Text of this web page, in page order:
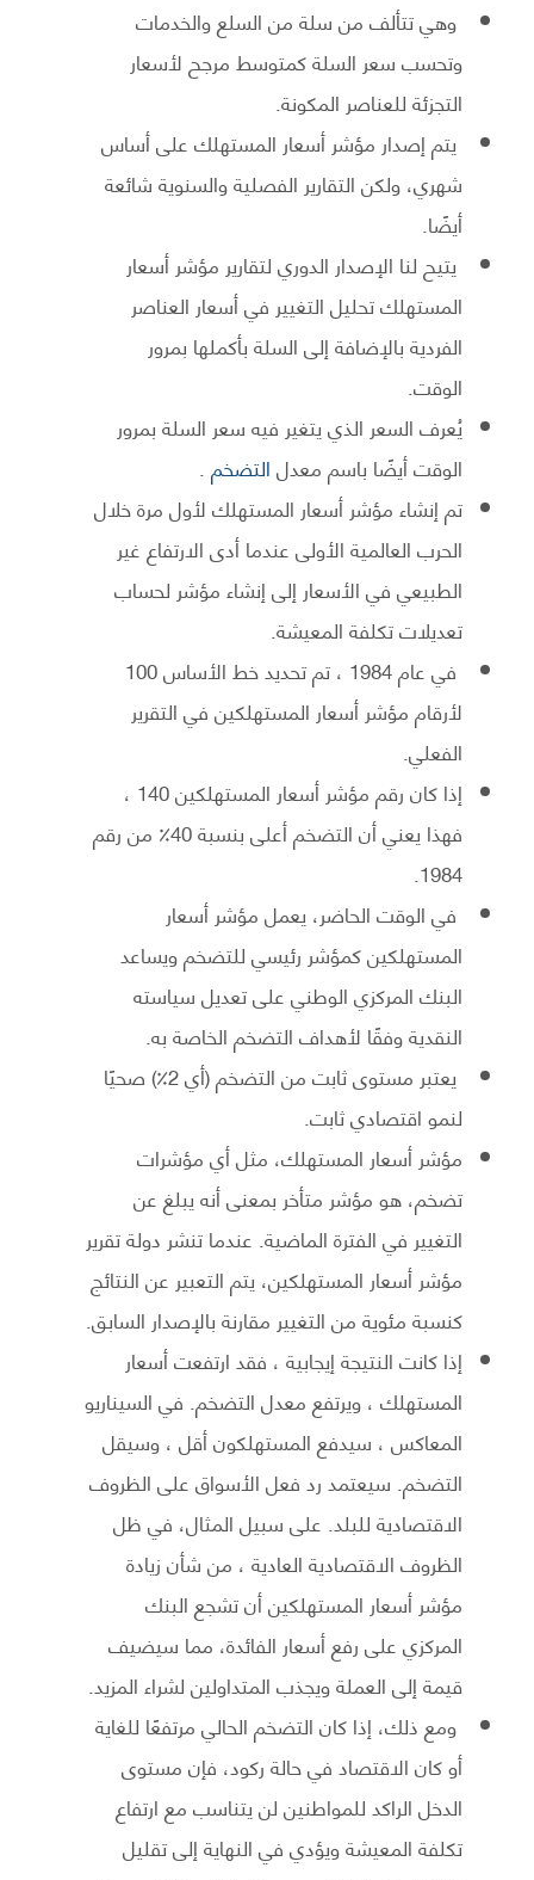
وهي تتألف من سلة من السلع والخدمات
وتحسب سعر السلة كمتوسط ​​مرجح لأسعار
التجزئة للعناصر المكونة.
يتم إصدار مؤشر أسعار المستهلك على أساس
شهري، ولكن التقارير الفصلية والسنوية شائعة
أيضًا.
يتيح لنا الإصدار الدوري لتقارير مؤشر أسعار
المستهلك تحليل التغيير في أسعار العناصر
الفردية بالإضافة إلى السلة بأكملها بمرور
الوقت.
يُعرف السعر الذي يتغير فيه سعر السلة بمرور
الوقت أيضًا باسم معدلالتضخم.
تم إنشاء مؤشر أسعار المستهلك لأول مرة خلال
الحرب العالمية الأولى عندما أدى الارتفاع غير
الطبيعي في الأسعار إلى إنشاء مؤشر لحساب
تعديلات تكلفة المعيشة.
في عام 1984 ، تم تحديد خط الأساس 100
لأرقام مؤشر أسعار المستهلكين في التقرير
الفعلي.
إذا كان رقم مؤشر أسعار المستهلكين 140 ،
فهذا يعني أن التضخم أعلى بنسبة 40٪ من رقم
1984.
في الوقت الحاضر، يعمل مؤشر أسعار
المستهلكين كمؤشر رئيسي للتضخم ويساعد
البنك المركزي الوطني على تعديل سياسته
النقدية وفقًا لأهداف التضخم الخاصة به.
يعتبر مستوى ثابت من التضخم (أي 2٪) صحيًا
لنمو اقتصادي ثابت.
مؤشر أسعار المستهلك، مثل أي مؤشرات
تضخم، هو مؤشر متأخر بمعنى أنه يبلغ عن
التغيير في الفترة الماضية. عندما تنشر دولة تقرير
مؤشر أسعار المستهلكين، يتم التعبير عن النتائج
كنسبة مئوية من التغيير مقارنة بالإصدار السابق.
إذا كانت النتيجة إيجابية ، فقد ارتفعت أسعار
المستهلك ، ويرتفع معدل التضخم. في السيناريو
المعاكس ، سيدفع المستهلكون أقل ، وسيقل
التضخم. سيعتمد رد فعل الأسواق على الظروف
الاقتصادية للبلد. على سبيل المثال، في ظل
الظروف الاقتصادية العادية ، من شأن زيادة
مؤشر أسعار المستهلكين أن تشجع البنك
المركزي على رفع أسعار الفائدة، مما سيضيف
قيمة إلى العملة ويجذب المتداولين لشراء المزيد.
ومع ذلك، إذا كان التضخم الحالي مرتفعًا للغاية
أو كان الاقتصاد في حالة ركود، فإن مستوى
الدخل الراكد للمواطنين لن يتناسب مع ارتفاع
تكلفة المعيشة ويؤدي في النهاية إلى تقليل